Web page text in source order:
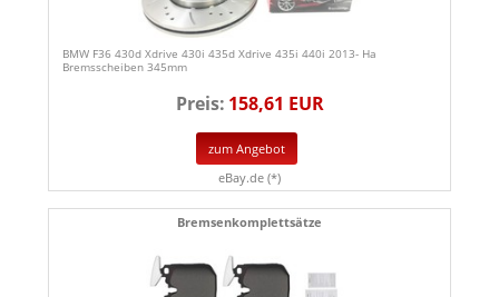
BMW F36 430d Xdrive 430i 435d Xdrive 435i 440i 2013- Ha
Bremsscheiben 345mm
Preis: 158,61 EUR
zum Angebot
eBay.de (*)
Bremsenkomplettsätze